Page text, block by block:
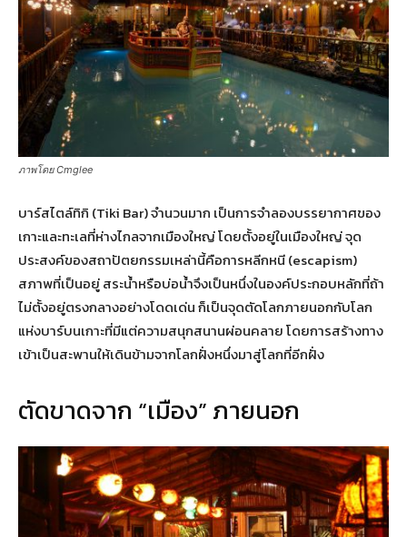
ภาพโดย Cmglee
บาร์สไตล์ทิกิ (Tiki Bar) จำนวนมาก เป็นการจำลองบรรยากาศของ
เกาะและทะเลที่ห่างไกลจากเมืองใหญ่ โดยตั้งอยู่ในเมืองใหญ่ จุด
ประสงค์ของสถาปัตยกรรมเหล่านี้คือการหลีกหนี (escapism)
สภาพที่เป็นอยู่ สระน้ำหรือบ่อน้ำจึงเป็นหนึ่งในองค์ประกอบหลักที่ถ้า
ไม่ตั้งอยู่ตรงกลางอย่างโดดเด่น ก็เป็นจุดตัดโลกภายนอกกับโลก
แห่งบาร์บนเกาะที่มีแต่ความสนุกสนานผ่อนคลาย โดยการสร้างทาง
เข้าเป็นสะพานให้เดินข้ามจากโลกฝั่งหนึ่งมาสู่โลกที่อีกฝั่ง
ตัดขาดจาก “เมือง” ภายนอก